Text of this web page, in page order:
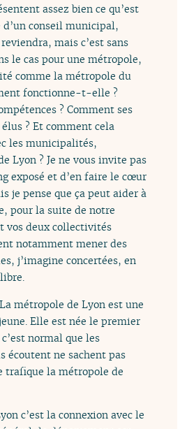
assez bien ce qu’est
conseil municipal,
mais c’est sans
le cas pour une métropole,
comme la métropole du
fonctionne-t-elle ?
? Comment ses
? Et comment cela
les municipalités,
Lyon ? Je ne vous invite pas
exposé et d’en faire le cœur
je pense que ça peut aider à
pour la suite de notre
vos deux collectivités
notamment mener des
j’imagine concertées, en
La métropole de Lyon est une
Elle est née le premier
normal que les
écoutent ne sachent pas
trafique la métropole de
c’est la connexion avec le